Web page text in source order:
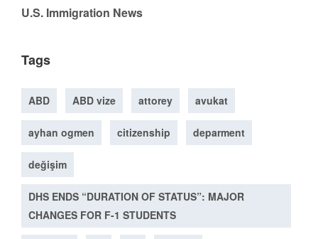
U.S. Immigration News
Tags
ABD ABD vize attorey avukat
ayhan ogmen citizenship deparment
değişim
DHS ENDS “DURATION OF STATUS”: MAJOR
CHANGES FOR F-1 STUDENTS